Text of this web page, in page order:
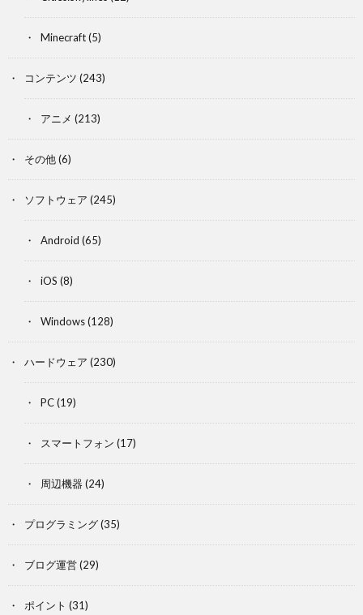
Minecraft(5)
コンテンツ (243)
アニメ (213)
その他(6)
ソフトウェア (245)
Android (65)
iOS (8)
Windows(128)
ハードウェア (230)
PC(19)
スマートフォン (17)
周辺機器 (24)
プログラミング(35)
ブログ運営(29)
ポイント (31)